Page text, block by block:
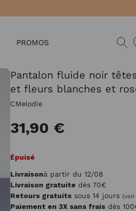
PROMOS
Pantalon fluide noir
et fleurs blanches et
CMelodie
31,90 €
Épuisé
Livraisonà partir du 12/08
Livraison gratuite dès 70€
Retours gratuits sous 14 jours (voir
Paiement en 3X sans frais dès